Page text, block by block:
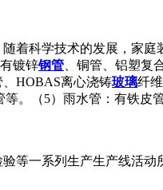
着科学技术的发展，家
镀锌钢管 、铜管、铝塑复
HOBAS离心浇铸玻璃纤
。（5）雨水管：有铁皮
等一系列生产生产线活